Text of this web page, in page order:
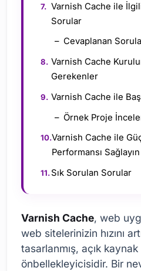
Varnish Cache ile
Sorular
Cevaplanan
Varnish Cache
Gerekenler
Varnish Cache ile
Örnek Proje
Varnish Cache ile
Performansı Sağlayın
Sık Sorulan Sorular
Varnish Cache, web
web sitelerinizin hızını
tasarlanmış, açık
önbellekleyicisidir. Bir